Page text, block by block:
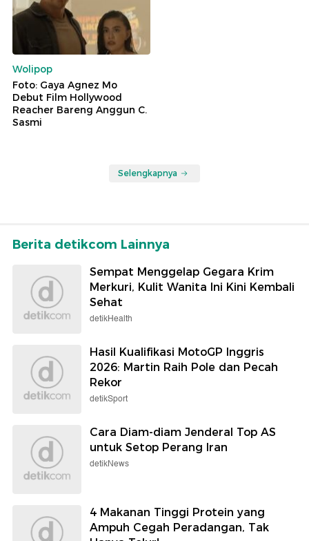
Wolipop
Foto: Gaya Agnez Mo
Debut Film Hollywood
Reacher Bareng Anggun C.
Sasmi
Selengkapnya
Berita detikcom Lainnya
Sempat Menggelap Gegara Krim
Merkuri, Kulit Wanita Ini Kini Kembali
Sehat
detikHealth
Hasil Kualifikasi MotoGP Inggris
2026: Martin Raih Pole dan Pecah
Rekor
detikSport
Cara Diam-diam Jenderal Top AS
untuk Setop Perang Iran
detikNews
4 Makanan Tinggi Protein yang
Ampuh Cegah Peradangan, Tak